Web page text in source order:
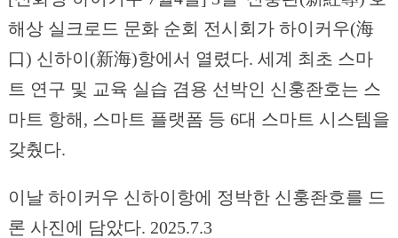
해상 실크로드 문화 순회 전시회가 하이커우(海
口) 신하이(新海)항에서 열렸다. 세계 최초 스마
트 연구 및 교육 실습 겸용 선박인 신훙좐호는 스
마트 항해, 스마트 플랫폼 등 6대 스마트 시스템을
갖췄다.
이날 하이커우 신하이항에 정박한 신훙좐호를 드
론 사진에 담았다. 2025.7.3